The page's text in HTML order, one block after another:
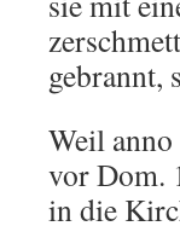
gebrannt,
Weil
vor Dom.
in die